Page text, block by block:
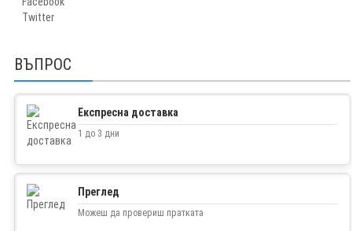
Twitter
ВЪПРОС
Експресна доставка
1 до 3 дни
Преглед
Можеш да провериш пратката